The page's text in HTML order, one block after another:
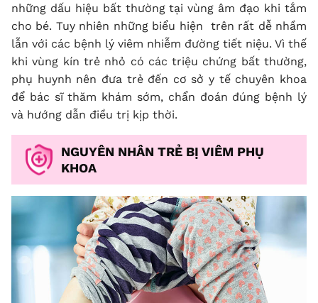
những dấu hiệu bất thường tại vùng âm đạo khi tắm
cho bé. Tuy nhiên những biểu hiện trên rất dễ nhầm
lẫn với các bệnh lý viêm nhiễm đường tiết niệu. Vì thế
khi vùng kín trẻ nhỏ có các triệu chứng bất thường,
phụ huynh nên đưa trẻ đến cơ sở y tế chuyên khoa
để bác sĩ thăm khám sớm, chẩn đoán đúng bệnh lý
và hướng dẫn điều trị kịp thời.
NGUYÊN NHÂN TRẺ BỊ VIÊM PHỤ
KHOA